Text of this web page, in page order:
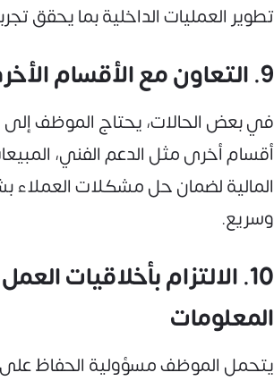
تطوير العمليات الداخلية بما يحقق
9. التعاون مع الأقسام الأخرى
في بعض الحالات، يحتاج الموظف إلى
أقسام أخرى مثل الدعم الفني،
المالية لضمان حل مشكلات
وسريع.
10. الالتزام بأخلاقيات
المعلومات
يتحمل الموظف مسؤولية الحفاظ